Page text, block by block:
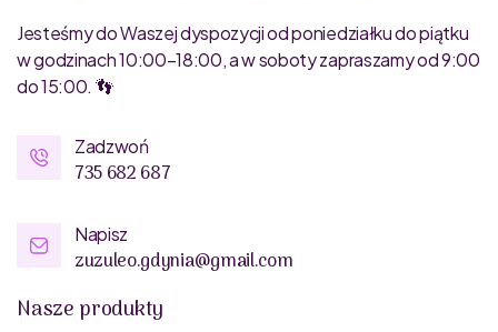
Jesteśmy do Waszej dyspozycji od poniedziałku do piątku
w godzinach 10:00–18:00, a w soboty zapraszamy od 9:00
do 15:00. 👣
Zadzwoń
735 682 687
Napisz
zuzuleo.gdynia@gmail.com
Nasze produkty